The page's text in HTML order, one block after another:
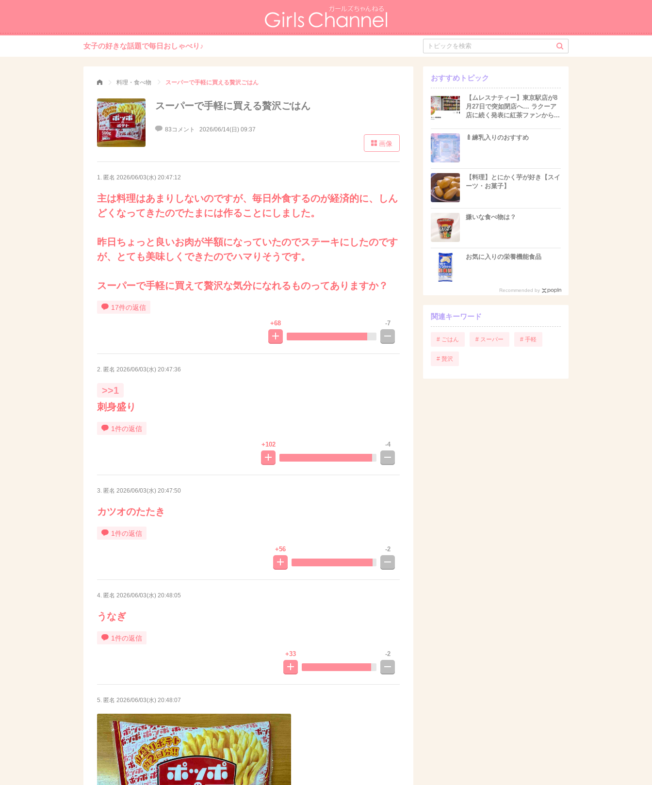
女子の好きな話題で毎日おしゃべり♪
料理・食べ物 スーパーで手軽に買える贅沢ごはん
スーパーで手軽に買える贅沢ごはん
83コメント 2026/06/14(日) 09:37
画像
1. 匿名 2026/06/03(水) 20:47:12
主は料理はあまりしないのですが、毎日外食するのが経済的に、しん
どくなってきたのでたまには作ることにしました。
昨日ちょっと良いお肉が半額になっていたのでステーキにしたのです
が、とても美味しくできたのでハマりそうです。
スーパーで手軽に買えて贅沢な気分になれるものってありますか？
17件の返信
+68 -7
2. 匿名 2026/06/03(水) 20:47:36
>>1
刺身盛り
1件の返信
+102 -4
3. 匿名 2026/06/03(水) 20:47:50
カツオのたたき
1件の返信
+56 -2
4. 匿名 2026/06/03(水) 20:48:05
うなぎ
1件の返信
+33 -2
5. 匿名 2026/06/03(水) 20:48:07
おすすめトピック
【ムレスナティー】東京駅店が8
月27日で突如閉店へ… ラクーア
店に続く発表に紅茶ファンから...
🍼練乳入りのおすすめ
【料理】とにかく芋が好き【スイ
ーツ・お菓子】
嫌いな食べ物は？
お気に入りの栄養機能食品
Recommended by
関連キーワード
# ごはん # スーパー # 手軽
# 贅沢